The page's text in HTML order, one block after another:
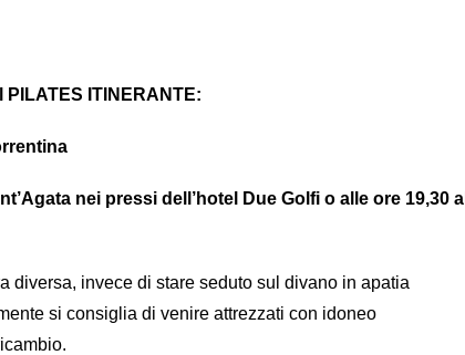
PILATES ITINERANTE:
nei pressi dell’hotel Due Golfi o alle ore 19,30 al
diversa, invece di stare seduto sul divano in apatia
venire attrezzati con idoneo